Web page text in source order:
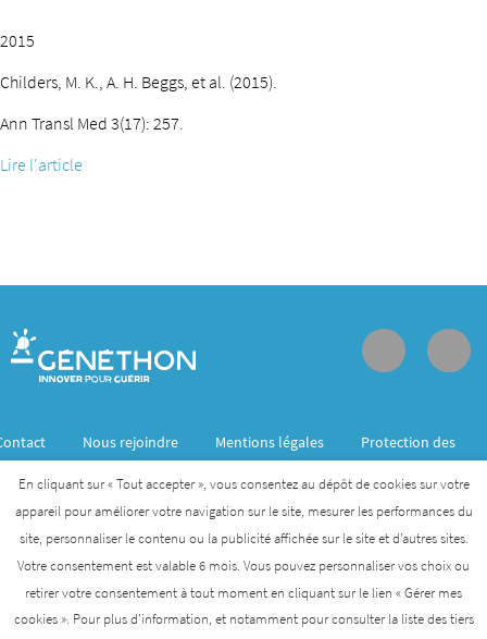
2015
Childers, M. K., A. H. Beggs, et al. (2015).
Ann Transl Med 3(17): 257.
Lire l'article
Nous rejoindre Mentions légales
Protection des
Généthon est membre de l’Institut des biothérapies
des maladies rares créé par l’AFM- Téléthon
AFM-TÉLÉTHON INSTITUT DES BIOTHÉRAPIES
En cliquant sur « Tout accepter », vous consentez au dépôt de cookies sur votre
appareil pour améliorer votre navigation sur le site, mesurer les performances du
site, personnaliser le contenu ou la publicité affichée sur le site et d’autres sites.
Votre consentement est valable 6 mois. Vous pouvez personnaliser vos choix ou
retirer votre consentement à tout moment en cliquant sur le lien « Gérer mes
cookies ». Pour plus d’information, et notamment pour consulter la liste des tiers